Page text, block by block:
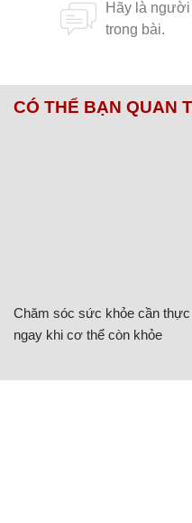
CÓ THỂ BẠN QUAN
Chăm sóc sức khỏe cần thực
ngay khi cơ thể còn khỏe